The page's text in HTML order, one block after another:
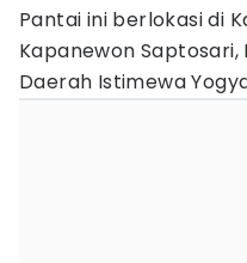
Pantai ini berlokasi di
Kapanewon
Daerah Istimewa